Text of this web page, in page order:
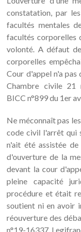
constatation, par
facultés mentales
facultés corporelles
volonté. A défaut
corporelles
Cour d'appel n'a pas
Chambre civile 21
BICC n°899 du 1er
Ne méconnaît pas
code civil l'arrêt qui
n'ait été assistée
d'ouverture de la
devant la cour
pleine capacité
procédure et était
soutient ni en avoir
réouverture des
n°19-16337,